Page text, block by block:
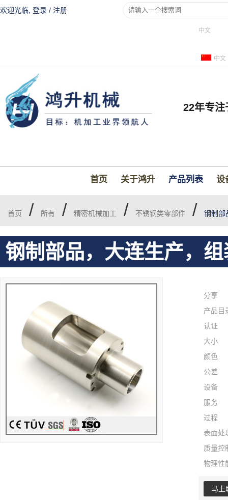
欢迎光临, 登录 / 注册
中文
中文
22年专注
首页 关于鸿升 产品列表 设
首页 / 所有 / 精密机械加工 / 不锈钢类零部件 / 钢制部
钢制部品，大连生产，
分享
产品目
认证
大小
颜色
公差
设备
服务
过程
表面处
质量控
物理性
马上